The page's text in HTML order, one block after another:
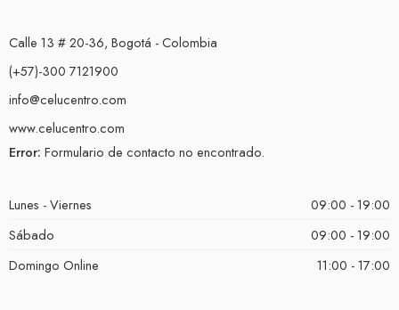
Calle 13 # 20-36, Bogotá - Colombia
(+57)-300 7121900
info@celucentro.com
www.celucentro.com
Error: Formulario de contacto no encontrado.
Lunes - Viernes
09:00 - 19:00
Sábado
09:00 - 19:00
Domingo Online
11:00 - 17:00